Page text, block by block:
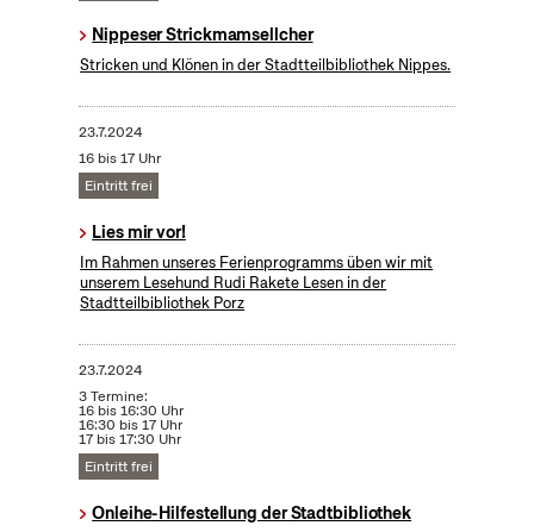
Nippeser Strickmamsellcher
Stricken und Klönen in der Stadtteilbibliothek Nippes.
23.7.2024
16 bis 17 Uhr
Eintritt frei
Lies mir vor!
Im Rahmen unseres Ferienprogramms üben wir mit
unserem Lesehund Rudi Rakete Lesen in der
Stadtteilbibliothek Porz
23.7.2024
3 Termine:
16 bis 16:30 Uhr
16:30 bis 17 Uhr
17 bis 17:30 Uhr
Eintritt frei
Onleihe-Hilfestellung der Stadtbibliothek